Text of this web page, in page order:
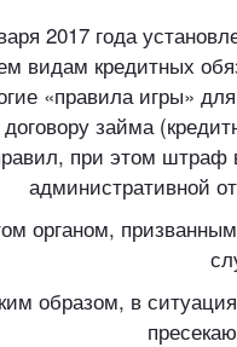
2017 года
видам кредитных
«правила игры»
договору займа
при этом штраф
административной
органом,
образом, в